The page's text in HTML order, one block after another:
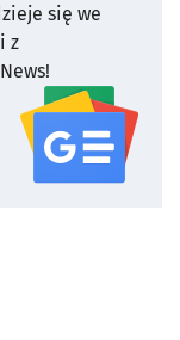
się we
z
serwisu